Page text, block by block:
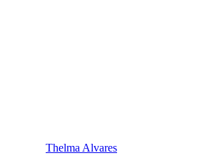
Thelma Alvares